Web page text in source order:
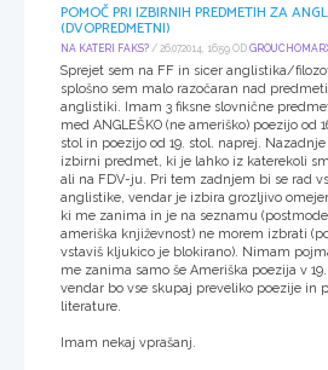
POMOČ PRI IZBIRNIH PREDMETIH ZA
(DVOPREDMETNI)
NA KATERI FAKS? / 26.07.2014, 16:59 OD
Sprejet sem na FF in sicer anglistika/
splošno sem malo razočaran nad
anglistiki. Imam 3 fiksne slovnične
med ANGLEŠKO (ne ameriško) poezijo od
stol in poezijo od 19. stol. naprej. Nazadnje
izbirni predmet, ki je lahko iz katerekoli
ali na FDV-ju. Pri tem zadnjem bi se rad
anglistike, vendar je izbira grozljivo
ki me zanima in je na seznamu
ameriška književnost) ne morem izbrati
vstaviš kljukico je blokirano). Nimam
me zanima samo še Ameriška poezija v
vendar bo vse skupaj preveliko poezije in
literature.
Imam nekaj vprašanj.